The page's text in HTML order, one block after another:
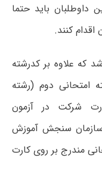
داوطلبان باید حتما
کنند.
که علاوه بر کدرشته
امتحانی دوم (رشته‌
شرکت در آزمون
سازمان سنجش آموزش
مندرج بر روی کارت